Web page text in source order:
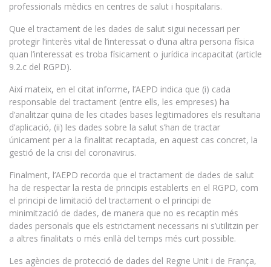
professionals mèdics en centres de salut i hospitalaris.
Que el tractament de les dades de salut sigui necessari per
protegir l’interès vital de l’interessat o d’una altra persona física
quan l’interessat es troba físicament o jurídica incapacitat (article
9.2.c del RGPD).
Així mateix, en el citat informe, l’AEPD indica que (i) cada
responsable del tractament (entre ells, les empreses) ha
d’analitzar quina de les citades bases legitimadores els resultaria
d’aplicació, (ii) les dades sobre la salut s’han de tractar
únicament per a la finalitat recaptada, en aquest cas concret, la
gestió de la crisi del coronavirus.
Finalment, l’AEPD recorda que el tractament de dades de salut
ha de respectar la resta de principis establerts en el RGPD, com
el principi de limitació del tractament o el principi de
minimització de dades, de manera que no es recaptin més
dades personals que els estrictament necessaris ni s’utilitzin per
a altres finalitats o més enllà del temps més curt possible.
Les agències de protecció de dades del Regne Unit i de França,